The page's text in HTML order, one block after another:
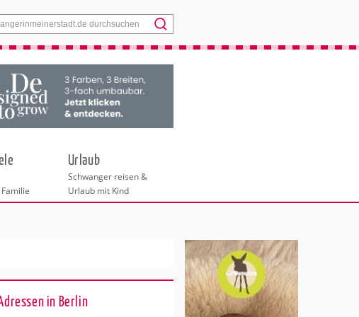
Menü
Urlaub
Schwanger reisen &
Urlaub mit Kind
in Berlin